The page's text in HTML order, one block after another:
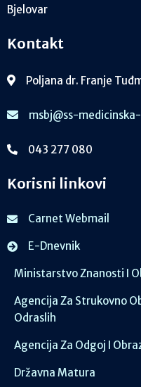
Bjelovar
Kontakt
Poljana dr. Franje
msbj@ss-
043 277 080
Korisni linkovi
Carnet Webmail
E-Dnevnik
Ministarstvo Znanosti I
Agencija Za Strukovno
Odraslih
Agencija Za Odgoj I
Državna Matura